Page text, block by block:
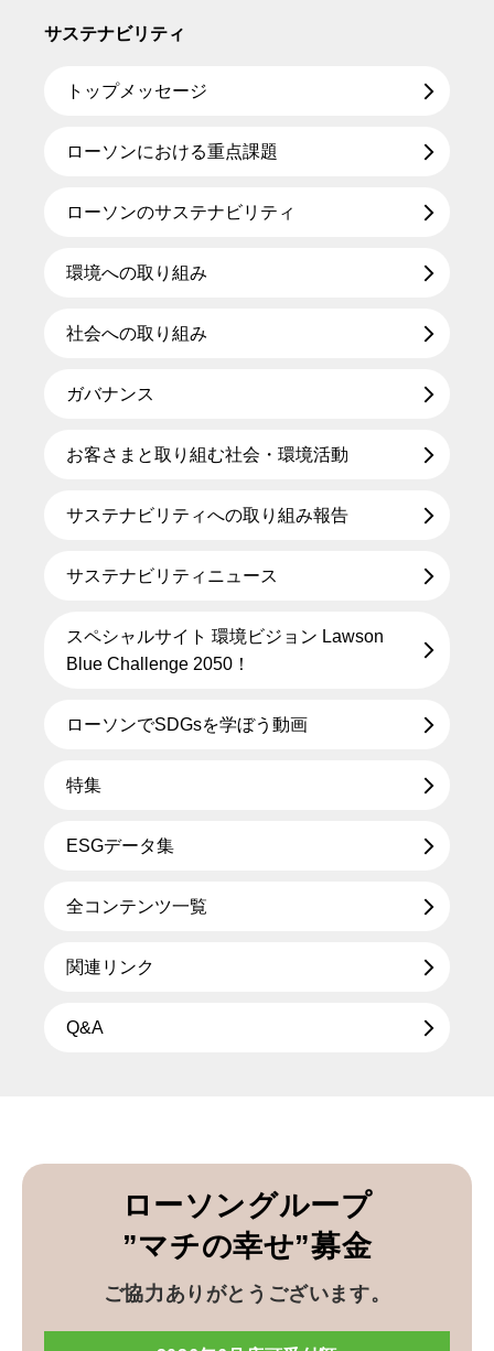
サステナビリティ
トップメッセージ
ローソンにおける重点課題
ローソンのサステナビリティ
環境への取り組み
社会への取り組み
ガバナンス
お客さまと取り組む社会・環境活動
サステナビリティへの取り組み報告
サステナビリティニュース
スペシャルサイト 環境ビジョン Lawson
Blue Challenge 2050！
ローソンでSDGsを学ぼう動画
特集
ESGデータ集
全コンテンツ一覧
関連リンク
Q&A
ローソングループ
”マチの幸せ”募金
ご協力ありがとうございます。